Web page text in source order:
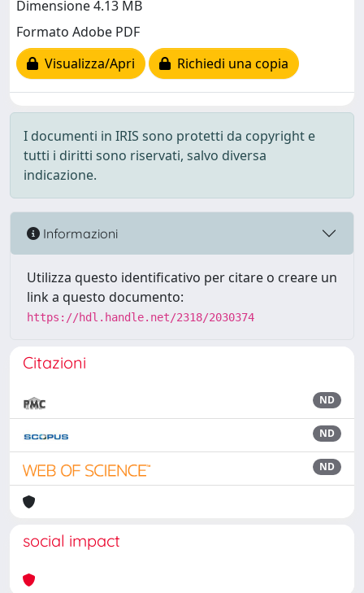
Dimensione 4.13 MB
Formato Adobe PDF
Visualizza/Apri
Richiedi una copia
I documenti in IRIS sono protetti da copyright e
tutti i diritti sono riservati, salvo diversa
indicazione.
Informazioni
Utilizza questo identificativo per citare o creare un
link a questo documento:
https://hdl.handle.net/2318/2030374
Citazioni
ND
ND
ND
social impact